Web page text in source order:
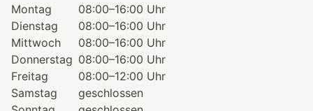
Montag
08:00–16:00 Uhr
Dienstag
08:00–16:00 Uhr
Mittwoch
08:00–16:00 Uhr
Donnerstag 08:00–16:00 Uhr
Freitag
08:00–12:00 Uhr
Samstag
geschlossen